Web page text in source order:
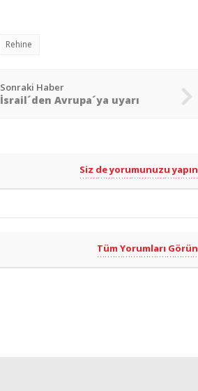
Rehine
Sonraki Haber
İsrail´den Avrupa´ya uyarı
Siz de yorumunuzu yapın
Tüm Yorumları Görün